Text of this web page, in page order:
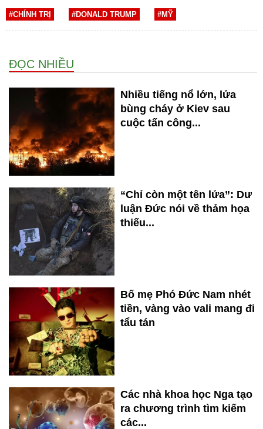
#CHÍNH TRỊ #DONALD TRUMP #MỸ
ĐỌC NHIỀU
Nhiều tiếng nổ lớn, lửa
bùng cháy ở Kiev sau
cuộc tấn công...
“Chỉ còn một tên lửa”: Dư
luận Đức nói về thảm họa
thiếu...
Bố mẹ Phó Đức Nam nhét
tiền, vàng vào vali mang đi
tẩu tán
Các nhà khoa học Nga tạo
ra chương trình tìm kiếm
các...